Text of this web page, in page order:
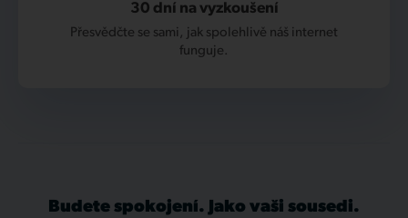
30 dní na vyzkoušení
Přesvědčte se sami, jak spolehlivě náš internet
funguje.
Budete spokojení. Jako vaši sousedi.